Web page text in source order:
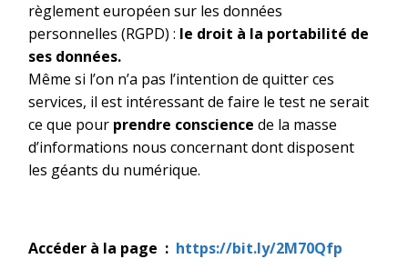
règlement européen sur les données
personnelles (RGPD) : le droit à la portabilité de
ses données.
Même si l’on n’a pas l’intention de quitter ces
services, il est intéressant de faire le test ne serait
ce que pour prendre conscience de la masse
d’informations nous concernant dont disposent
les géants du numérique.
Accéder à la page : https://bit.ly/2M70Qfp